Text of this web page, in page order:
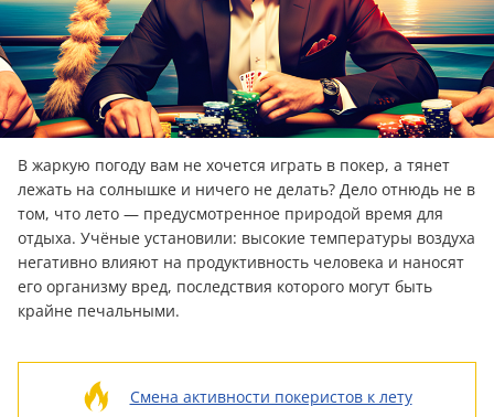
В жаркую погоду вам не хочется играть в покер, а тянет
лежать на солнышке и ничего не делать? Дело отнюдь не в
том, что лето — предусмотренное природой время для
отдыха. Учёные установили: высокие температуры воздуха
негативно влияют на продуктивность человека и наносят
его организму вред, последствия которого могут быть
крайне печальными.
Смена активности покеристов к лету